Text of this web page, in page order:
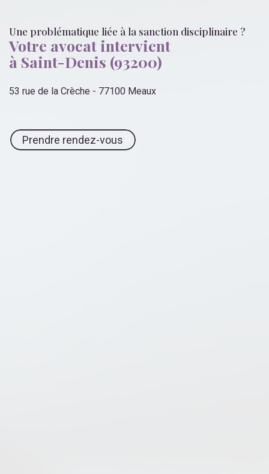
Une problématique liée à la sanction disciplinaire ?
Votre avocat intervient
à Saint-Denis (93200)
53 rue de la Crèche - 77100 Meaux
Prendre rendez-vous